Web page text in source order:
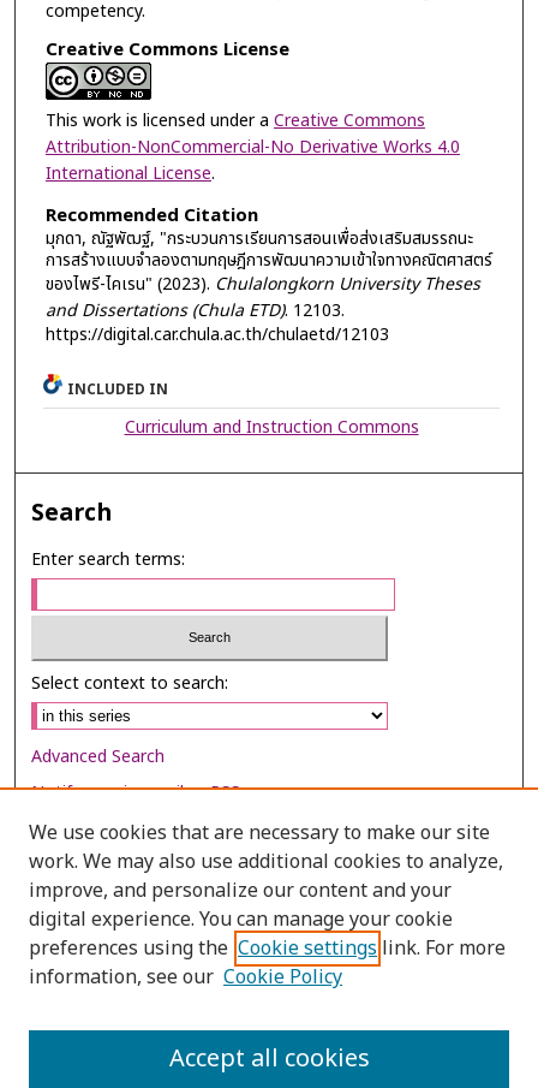
competency.
Creative Commons License
This work is licensed under a Creative Commons
Attribution-NonCommercial-No Derivative Works 4.0
International License.
Recommended Citation
มุกดา, ณัฐพัฒฐ์, "กระบวนการเรียนการสอนเพื่อส่งเสริมสมรรถนะ
การสร้างแบบจำลองตามทฤษฎีการพัฒนาความเข้าใจทางคณิตศาสตร์
ของไพรี-ไคเรน" (2023). Chulalongkorn University Theses
and Dissertations (Chula ETD). 12103.
https://digital.car.chula.ac.th/chulaetd/12103
INCLUDED IN
Curriculum and Instruction Commons
Search
Enter search terms:
Select context to search:
Advanced Search
Notify me via email orRSS
Browse
Collections
Disciplines
Authors
We use cookies that are necessary to make our site
work. We may also use additional cookies to analyze,
improve, and personalize our content and your
digital experience. You can manage your cookie
preferences using the Cookie settings link. For more
information, see our Cookie Policy
Accept all cookies